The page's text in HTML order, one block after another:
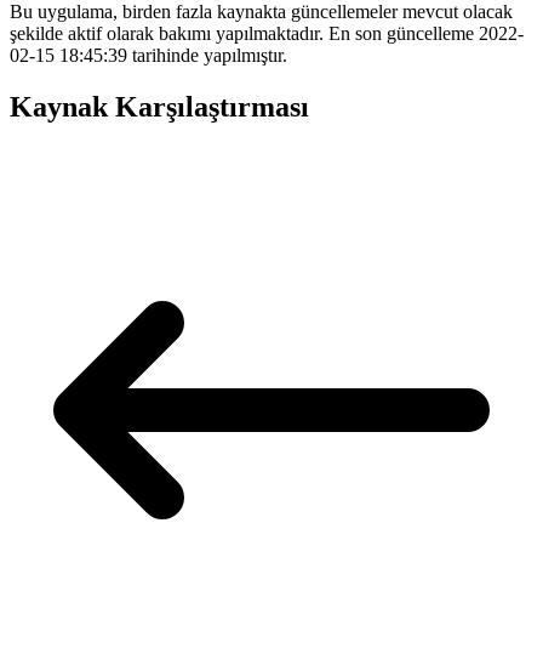
Bu uygulama, birden fazla kaynakta güncellemeler mevcut olacak
şekilde aktif olarak bakımı yapılmaktadır. En son güncelleme 2022-
02-15 18:45:39 tarihinde yapılmıştır.
Kaynak Karşılaştırması